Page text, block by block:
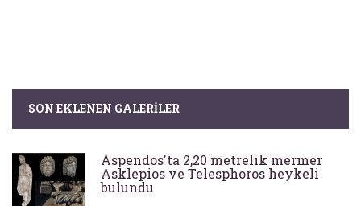
SON EKLENEN GALERILER
Aspendos'ta 2,20 metrelik mermer
Asklepios ve Telesphoros heykeli
bulundu